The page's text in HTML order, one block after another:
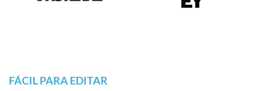
FÁCIL PARA EDITAR